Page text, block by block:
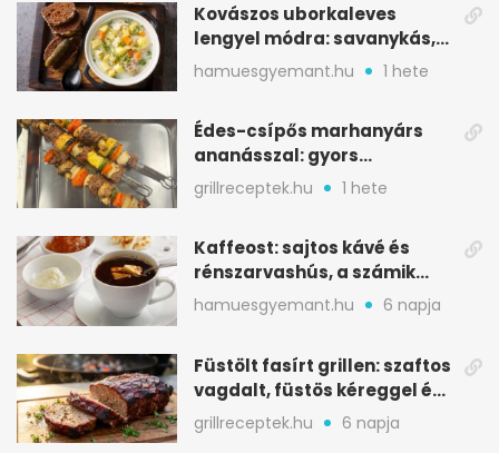
Kovászos uborkaleves
lengyel módra: savanykás,
kapros, meglepően
tartalmas
hamuesgyemant.hu 1 hete
Édes-csípős marhanyárs
ananásszal: gyors
grillrecept jalapeñóval
grillreceptek.hu 1 hete
Kaffeost: sajtos kávé és
rénszarvashús, a számik
melegítő itala
hamuesgyemant.hu 6 napja
Füstölt fasírt grillen: szaftos
vagdalt, füstös kéreggel és
BBQ mázzal
grillreceptek.hu 6 napja